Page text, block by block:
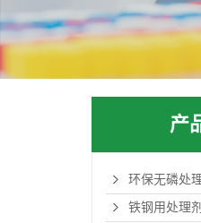
产
环保无磷处
铁钢用处理